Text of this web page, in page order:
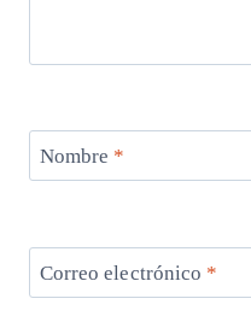
Nombre *
Correo electrónico *